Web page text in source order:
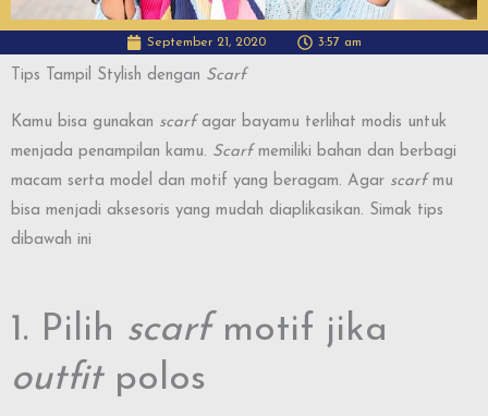
September 21, 2020 3:57 am
Tips Tampil Stylish dengan Scarf
Kamu bisa gunakan scarfagar bayamu terlihat modis untuk
menjada penampilan kamu. Scarfmemiliki bahan dan berbagi
macam serta model dan motif yang beragam. Agar scarfmu
bisa menjadi aksesoris yang mudah diaplikasikan. Simak tips
dibawah ini
1. Pilih scarfmotif jika
outfitpolos